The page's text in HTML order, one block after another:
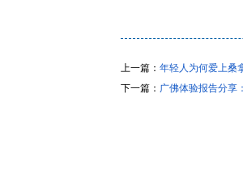
上一篇： 年轻人为何爱上桑
下一篇： 广佛体验报告分享